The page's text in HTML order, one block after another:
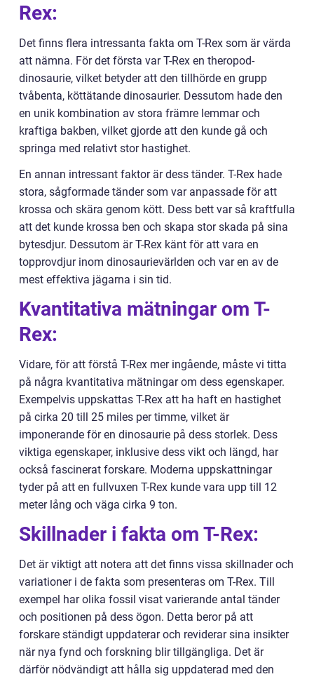
Rex:
Det finns flera intressanta fakta om T-Rex som är värda
att nämna. För det första var T-Rex en theropod-
dinosaurie, vilket betyder att den tillhörde en grupp
tvåbenta, köttätande dinosaurier. Dessutom hade den
en unik kombination av stora främre lemmar och
kraftiga bakben, vilket gjorde att den kunde gå och
springa med relativt stor hastighet.
En annan intressant faktor är dess tänder. T-Rex hade
stora, sågformade tänder som var anpassade för att
krossa och skära genom kött. Dess bett var så kraftfulla
att det kunde krossa ben och skapa stor skada på sina
bytesdjur. Dessutom är T-Rex känt för att vara en
topprovdjur inom dinosaurievärlden och var en av de
mest effektiva jägarna i sin tid.
Kvantitativa mätningar om T-
Rex:
Vidare, för att förstå T-Rex mer ingående, måste vi titta
på några kvantitativa mätningar om dess egenskaper.
Exempelvis uppskattas T-Rex att ha haft en hastighet
på cirka 20 till 25 miles per timme, vilket är
imponerande för en dinosaurie på dess storlek. Dess
viktiga egenskaper, inklusive dess vikt och längd, har
också fascinerat forskare. Moderna uppskattningar
tyder på att en fullvuxen T-Rex kunde vara upp till 12
meter lång och väga cirka 9 ton.
Skillnader i fakta om T-Rex:
Det är viktigt att notera att det finns vissa skillnader och
variationer i de fakta som presenteras om T-Rex. Till
exempel har olika fossil visat varierande antal tänder
och positionen på dess ögon. Detta beror på att
forskare ständigt uppdaterar och reviderar sina insikter
när nya fynd och forskning blir tillgängliga. Det är
därför nödvändigt att hålla sig uppdaterad med den